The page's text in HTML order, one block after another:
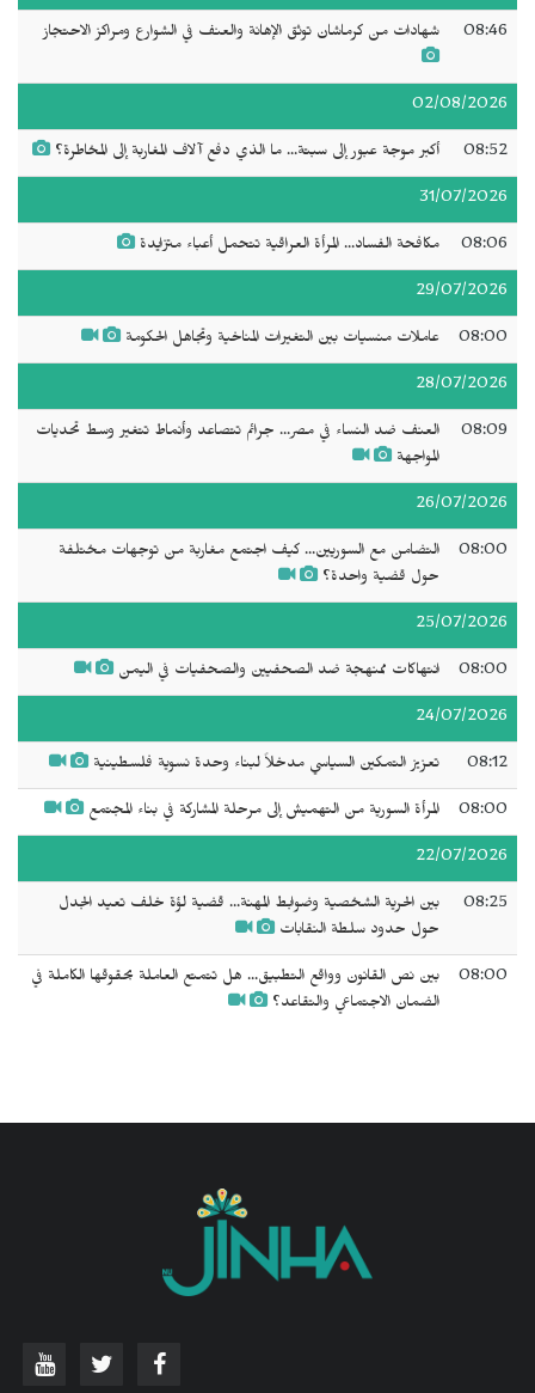
08:46 شهادات من كرماشان توثق الإهانة والعنف في الشوارع ومراكز الاحتجاز
02/08/2026
08:52 أكبر موجة عبور إلى سبتة... ما الذي دفع آلاف المغاربة إلى المخاطرة؟
31/07/2026
08:06 مكافحة الفساد... المرأة العراقية تتحمل أعباء متزايدة
29/07/2026
08:00 عاملات منسيات بين التغيرات المناخية وتجاهل الحكومة
28/07/2026
08:09
العنف ضد النساء في مصر... جرائم تتصاعد وأنماط تتغير وسط تحديات
المواجهة
26/07/2026
08:00
التضامن مع السوريين... كيف اجتمع مغاربة من توجهات مختلفة
حول قضية واحدة؟
25/07/2026
08:00 انتهاكات ممنهجة ضد الصحفيين والصحفيات في اليمن
24/07/2026
08:12 تعزيز التمكين السياسي مدخلاً لبناء وحدة نسوية فلسطينية
08:00 المرأة السورية من التهميش إلى مرحلة المشاركة في بناء المجتمع
22/07/2026
08:25
بين الحرية الشخصية وضوابط المهنة... قضية لؤة خلف تعيد الجدل
حول حدود سلطة النقابات
08:00
بين نص القانون وواقع التطبيق... هل تتمتع العاملة بحقوقها الكاملة في
الضمان الاجتماعي والتقاعد؟